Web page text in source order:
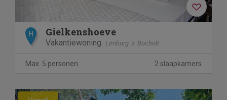
H Gielkenshoeve
Vakantiewoning Limburg Bocholt
Max. 5 personen 2 slaapkamers
Previous Next